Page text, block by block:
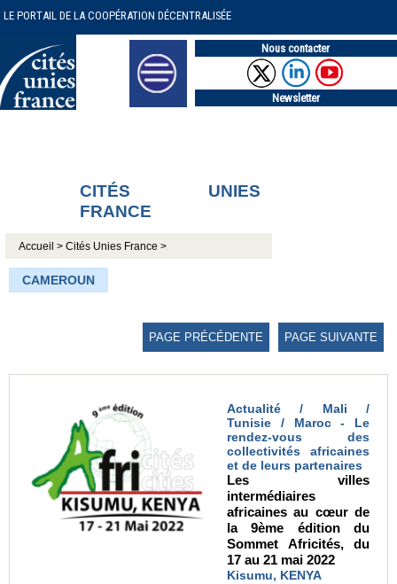
LE PORTAIL DE LA COOPÉRATION DÉCENTRALISÉE
Nous contacter
Newsletter
CITÉS UNIES
FRANCE
Accueil >Cités Unies France >
CAMEROUN
PAGE PRÉCÉDENTE PAGE SUIVANTE
Actualité / Mali /
Tunisie / Maroc - Le
rendez-vous des
collectivités africaines
et de leurs partenaires
Les villes
intermédiaires
africaines au cœur de
la 9ème édition du
Sommet Africités, du
17 au 21 mai 2022
Kisumu, KENYA